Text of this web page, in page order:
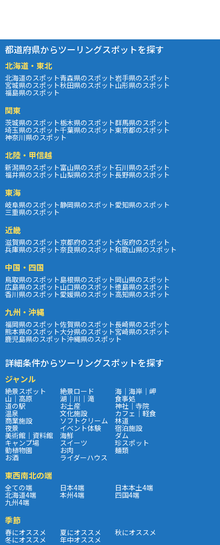
都道府県からツーリングスポットを探す
北海道・東北
北海道のスポット青森県のスポット岩手県のスポット
宮城県のスポット秋田県のスポット山形県のスポット
福島県のスポット
関東
茨城県のスポット栃木県のスポット群馬県のスポット
埼玉県のスポット千葉県のスポット東京都のスポット
神奈川県のスポット
北陸・甲信越
新潟県のスポット富山県のスポット石川県のスポット
福井県のスポット山梨県のスポット長野県のスポット
東海
岐阜県のスポット静岡県のスポット愛知県のスポット
三重県のスポット
近畿
滋賀県のスポット京都府のスポット大阪府のスポット
兵庫県のスポット奈良県のスポット和歌山県のスポット
中国・四国
鳥取県のスポット島根県のスポット岡山県のスポット
広島県のスポット山口県のスポット徳島県のスポット
香川県のスポット愛媛県のスポット高知県のスポット
九州・沖縄
福岡県のスポット佐賀県のスポット長崎県のスポット
熊本県のスポット大分県のスポット宮崎県のスポット
鹿児島県のスポット沖縄県のスポット
詳細条件からツーリングスポットを探す
ジャンル
絶景スポット 絶景ロード 海｜海岸｜岬
山｜高原 湖｜川｜滝 食事処
道の駅 お土産 神社｜寺院
温泉 文化施設 カフェ｜軽食
商業施設 ソフトクリーム 林道
夜景 イベント体験 宿泊施設
美術館｜資料館 海鮮 ダム
キャンプ場 スイーツ 珍スポット
動植物園 お肉 麺類
お酒 ライダーハウス
東西南北の端
全ての端 日本4端 日本本土4端
北海道4端 本州4端 四国4端
九州4端
季節
春にオススメ 夏にオススメ 秋にオススメ
冬にオススメ 年中オススメ